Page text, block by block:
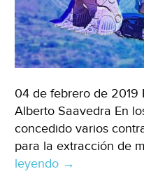
04 de febrero de 2019
Alberto Saavedra En
concedido varios
para la extracción de
leyendo Poblanos
→